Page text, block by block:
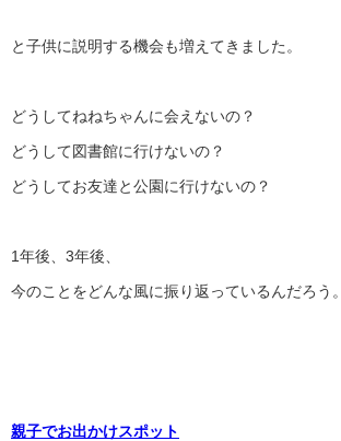
と子供に説明する機会も増えてきました。
どうしてねねちゃんに会えないの？
どうして図書館に行けないの？
どうしてお友達と公園に行けないの？
1年後、3年後、
今のことをどんな風に振り返っているんだろう。
親子でお出かけスポット